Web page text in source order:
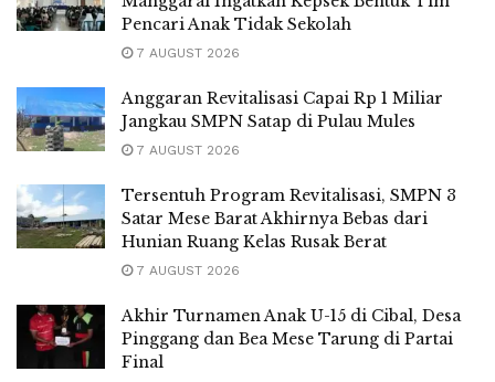
Pencari Anak Tidak Sekolah
7 AUGUST 2026
Anggaran Revitalisasi Capai Rp 1 Miliar
Jangkau SMPN Satap di Pulau Mules
7 AUGUST 2026
Tersentuh Program Revitalisasi, SMPN 3
Satar Mese Barat Akhirnya Bebas dari
Hunian Ruang Kelas Rusak Berat
7 AUGUST 2026
Akhir Turnamen Anak U-15 di Cibal, Desa
Pinggang dan Bea Mese Tarung di Partai
Final